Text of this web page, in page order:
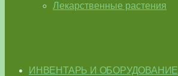
Лекарственные растения
ИНВЕНТАРЬ И ОБОРУДОВАНИЕ